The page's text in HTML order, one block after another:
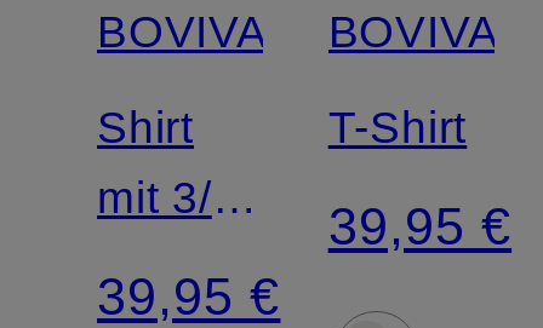
BOVIVA
Shirt
mit 3/4-
Arm
39,95 €
BOVIVA
T-Shirt
39,95 €